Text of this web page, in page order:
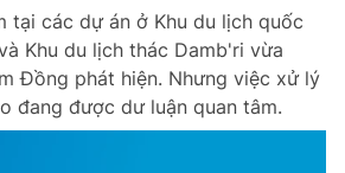
tại các dự án ở Khu du lịch quốc
Khu du lịch thác Damb'ri vừa
Đồng phát hiện. Nhưng việc xử lý
đang được dư luận quan tâm.